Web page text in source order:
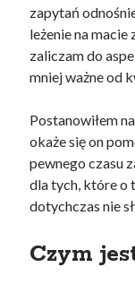
zapytań
leżenie na
zaliczam do
mniej ważne od
Postanowiłem
okaże się on
pewnego czasu
dla tych, które o
dotychczas nie
Czym